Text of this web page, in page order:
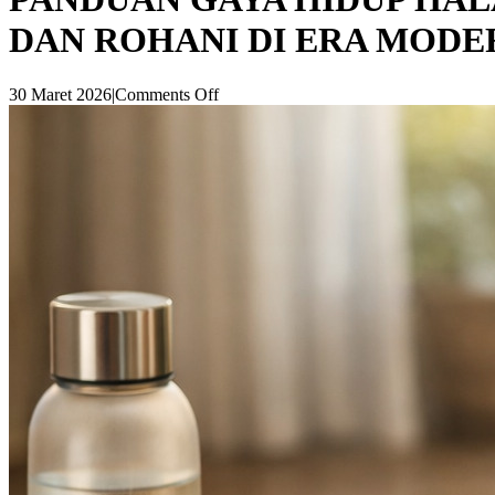
DAN ROHANI DI ERA
30 Maret 2026|Comments Off